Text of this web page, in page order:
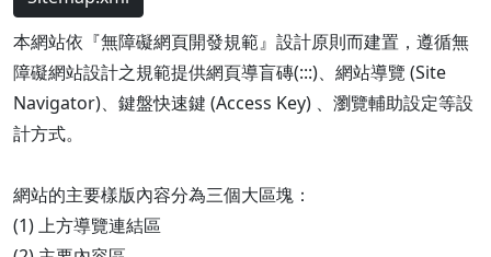
本網站依『無障礙網頁開發規範』設計原則而建置，遵循無
障礙網站設計之規範提供網頁導盲磚(:::)、網站導覽 (Site
Navigator)、鍵盤快速鍵 (Access Key) 、瀏覽輔助設定等設
計方式。
網站的主要樣版內容分為三個大區塊：
(1) 上方導覽連結區